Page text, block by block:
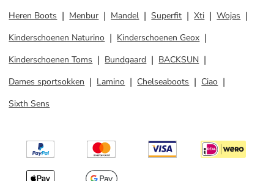
Heren Boots
Menbur Mandel Superfit Xti
Wojas
Kinderschoenen Naturino
Kinderschoenen Geox
Kinderschoenen Toms
Bundgaard
BACKSUN
Dames sportsokken
Lamino Chelseaboots
Ciao
Sixth Sens